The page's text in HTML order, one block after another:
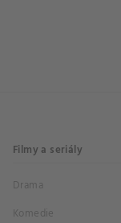
Filmy a seriály
Drama
Komedie